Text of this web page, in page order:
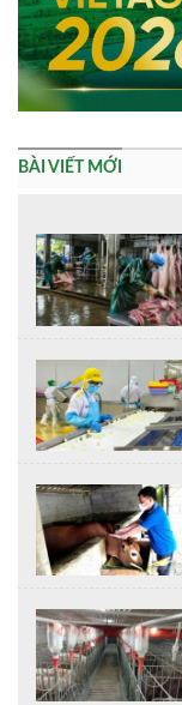
BÀI VIẾT MỚI